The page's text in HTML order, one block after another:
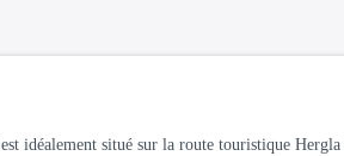
est idéalement situé sur la route touristique